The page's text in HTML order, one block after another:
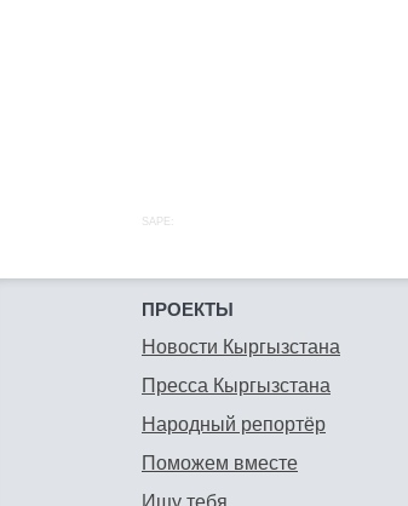
SAPE:
ПРОЕКТЫ
Новости Кыргызстана
Пресса Кыргызстана
Народный репортёр
Поможем вместе